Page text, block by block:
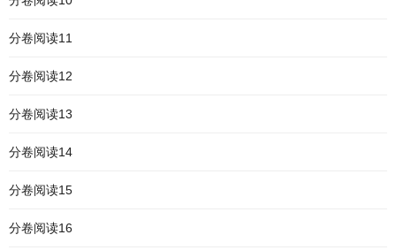
分卷阅读11
分卷阅读12
分卷阅读13
分卷阅读14
分卷阅读15
分卷阅读16